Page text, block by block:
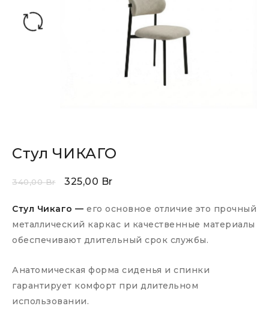
Стул ЧИКАГО
340,00Br 325,00 Br
Стул Чикаго — его основное отличие это прочный
металлический каркас и качественные материалы
обеспечивают длительный срок службы.
Анатомическая форма сиденья и спинки
гарантирует комфорт при длительном
использовании.